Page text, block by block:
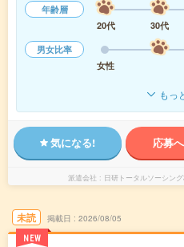
年齢層
20代
30代
男女比率
女性
もっ
気になる! 応募
派遣会社 日研トータルソーシン
未読
NEW
掲載日 2026/08/05